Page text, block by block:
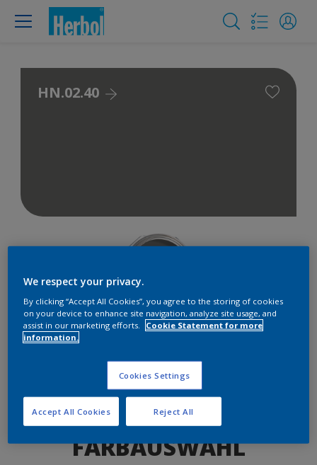
HN.02.40
Produkte in diesem Farbton finden
FARBAUSWAHL
We respect your privacy.
By clicking “Accept All Cookies”, you agree to the storing of cookies
on your device to enhance site navigation, analyze site usage, and
assist in our marketing efforts.
Cookie Statement for more
information.
Cookies Settings
Reject All
Accept All Cookies